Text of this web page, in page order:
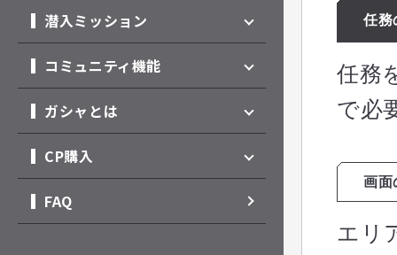
潜入ミッション
コミュニティ機能
ガシャとは
CP購入
FAQ
任務
任務
で必
画面
エリ